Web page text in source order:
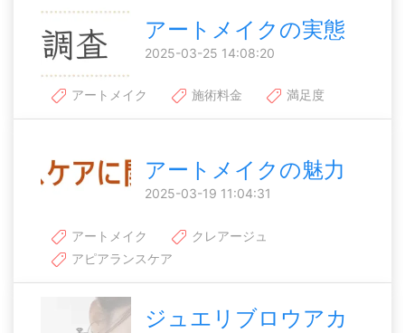
アートメイクの実態
2025-03-25 14:08:20
アートメイク 施術料金 満足度
アートメイクの魅力
2025-03-19 11:04:31
アートメイク
クレアージュ
アピアランスケア
ジュエリブロウアカ